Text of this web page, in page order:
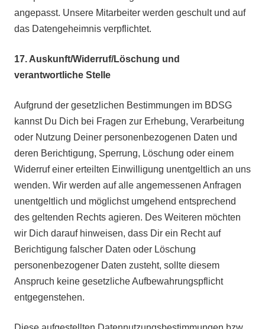
angepasst. Unsere Mitarbeiter werden geschult und auf
das Datengeheimnis verpflichtet.
17. Auskunft/Widerruf/Löschung und
verantwortliche Stelle
Aufgrund der gesetzlichen Bestimmungen im BDSG
kannst Du Dich bei Fragen zur Erhebung, Verarbeitung
oder Nutzung Deiner personenbezogenen Daten und
deren Berichtigung, Sperrung, Löschung oder einem
Widerruf einer erteilten Einwilligung unentgeltlich an uns
wenden. Wir werden auf alle angemessenen Anfragen
unentgeltlich und möglichst umgehend entsprechend
des geltenden Rechts agieren. Des Weiteren möchten
wir Dich darauf hinweisen, dass Dir ein Recht auf
Berichtigung falscher Daten oder Löschung
personenbezogener Daten zusteht, sollte diesem
Anspruch keine gesetzliche Aufbewahrungspflicht
entgegenstehen.